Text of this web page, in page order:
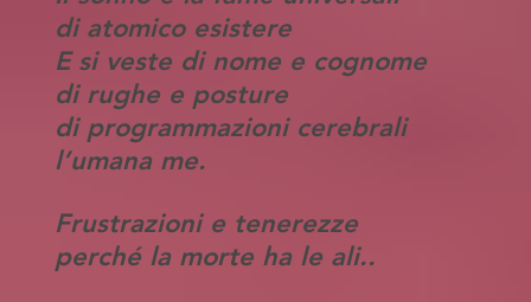
di atomico esistere
E si veste di nome e cognome
di rughe e posture
di programmazioni cerebrali
l’umana me.
Frustrazioni e tenerezze
perché la morte ha le ali..